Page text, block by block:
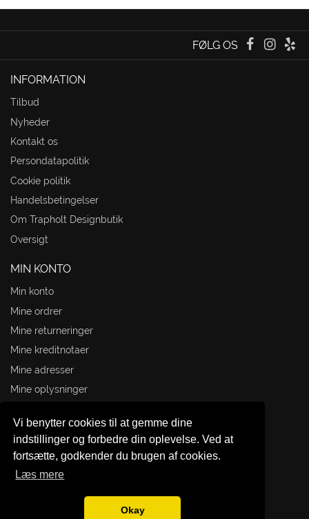
Vi benytter cookies til at gemme dine
indstillinger og forbedre din oplevelse. Ved at
fortsætte, godkender du brugen af cookies.
Læs mere
Okay
FØLG OS
INFORMATION
Tilbud
Nyheder
Kontakt os
Persondatapolitik
Cookie politik
Handelsbetingelser
Om Trapholt Designbutik
Oversigt
MIN KONTO
Min konto
Mine ordrer
Mine returneringer
Mine kreditnotaer
Mine adresser
Mine oplysninger
TRAPHOLT DESIGNBUTIK
Æblehaven 23
6000 Kolding
+45 20 36 45 75
info@trapholtdesignbutik.dk